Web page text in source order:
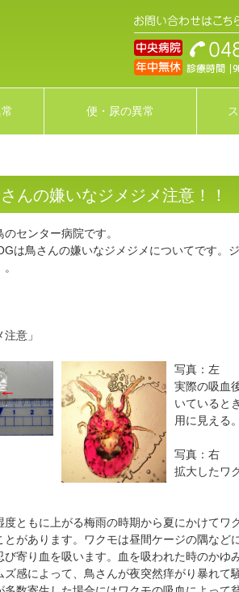
便・尿の異常
んの嫌いなジメジメ注意！！
センター病院です。
は鳥さんの嫌いなジメジメについてです。
注意」
写真：左
実際の吸血
いていると
用に見える。
写真：右
拡大したワ
ともに上がる梅雨の時期から夏にかけてワ
とがあります。ワクモは昼間ケージの隅など
び寄り血を吸います。血を吸われた時のかゆ
ズ感によって、鳥さんが夜突然痒がり暴れて